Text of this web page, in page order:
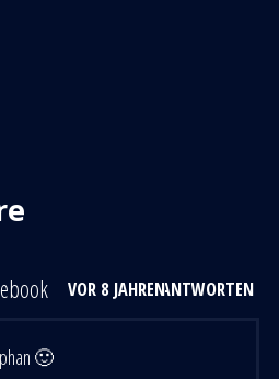
VOR 8 JAHRENANTWORTEN
🙂